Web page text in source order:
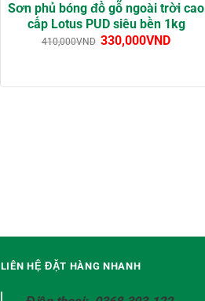
Sơn phủ bóng đồ gỗ ngoài trời cao
cấp Lotus PUD siêu bền 1kg
410,000VND 330,000VND
LIÊN HỆ ĐẶT HÀNG NHANH